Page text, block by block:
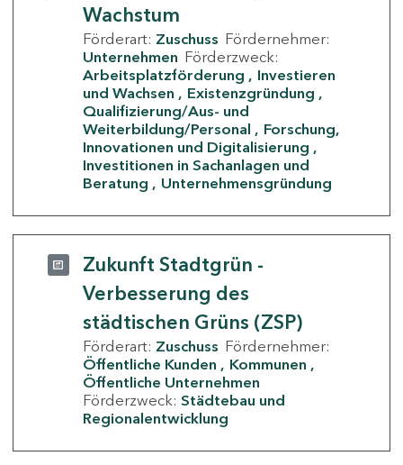
Wachstum
Förderart: Zuschuss Fördernehmer:
Unternehmen Förderzweck:
Arbeitsplatzförderung
Investieren
und Wachsen
Existenzgründung
Qualifizierung/Aus- und
Weiterbildung/Personal
Forschung,
Innovationen und Digitalisierung
Investitionen in Sachanlagen und
Beratung
Unternehmensgründung
Zukunft Stadtgrün -
Verbesserung des
städtischen Grüns (ZSP)
Förderart: Zuschuss Fördernehmer:
Öffentliche Kunden
Kommunen
Öffentliche Unternehmen
Förderzweck: Städtebau und
Regionalentwicklung